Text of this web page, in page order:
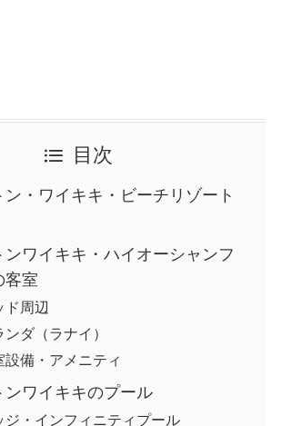
目次
ン・ワイキキ・ビーチリゾート
ンワイキキ・ハイオーシャンフ
客室
ド周辺
ンダ（ラナイ）
設備・アメニティ
ンワイキキのプール
ジ・インフィニティプール